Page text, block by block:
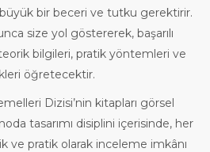
bir beceri ve tutku gerektirir.
size yol göstererek, başarılı
bilgileri, pratik yöntemleri ve
öğretecektir.
Dizisi’nin kitapları görsel
tasarımı disiplini içerisinde, her
ve pratik olarak inceleme imkânı